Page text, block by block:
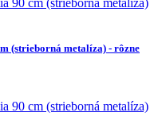
(strieborná metalíza) - rôzne